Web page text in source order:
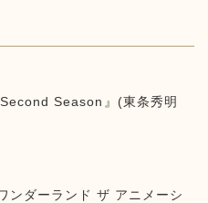
Season』(東条秀明
ンダーランド ザ アニメーシ